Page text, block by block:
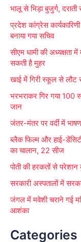
c
h
f
o
भालू से भिड़ा बुजुर्ग,
प्रदेश कांग्रेस
बनाया गया सचिव
सीएम धामी की अध्यक्षता
सकती है मुहर
खाई में गिरी स्कूल से लौट
भरभराकर गिर गया 100
जान
जंतर-मंतर पर वर्दी में
ब्लैक फिल्म और हाई-डेंसिटी
का चालान, 22 सीज
पोती की हरकतों से परेशान
सरकारी अस्पतालों में
जंगल में मवेशी चराने गई
आशंका
Categories